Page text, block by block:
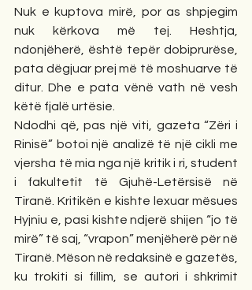
Nuk e kuptova mirë, por as shpjegim
nuk kërkova më tej. Heshtja,
ndonjëherë, është tepër dobiprurëse,
pata dëgjuar prej më të moshuarve të
ditur. Dhe e pata vënë vath në vesh
këtë fjalë urtësie.
Ndodhi që, pas një viti, gazeta “Zëri i
Rinisë” botoi një analizë të një cikli me
vjersha të mia nga një kritik i ri, student
i fakultetit të Gjuhë-Letërsisë në
Tiranë. Kritikën e kishte lexuar mësues
Hyjniu e, pasi kishte ndjerë shijen “jo të
mirë” të saj, “vrapon” menjëherë për në
Tiranë. Mëson në redaksinë e gazetës,
ku trokiti si fillim, se autori i shkrimit